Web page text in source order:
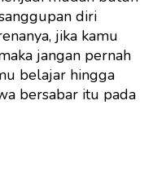
diri
jika kamu
jangan pernah
belajar hingga
bersabar itu pada